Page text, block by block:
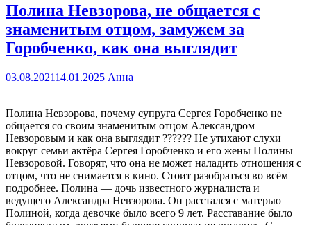
Полина Невзорова, не общается с
знаменитым отцом, замужем за
Горобченко, как она выглядит
03.08.202114.01.2025 Анна
Полина Невзорова, почему супруга Сергея Горобченко не
общается со своим знаменитым отцом Александром
Невзоровым и как она выглядит ?????? Не утихают слухи
вокруг семьи актёра Сергея Горобченко и его жены Полины
Невзоровой. Говорят, что она не может наладить отношения с
отцом, что не снимается в кино. Стоит разобраться во всём
подробнее. Полина — дочь известного журналиста и
ведущего Александра Невзорова. Он расстался с матерью
Полиной, когда девочке было всего 9 лет. Расставание было